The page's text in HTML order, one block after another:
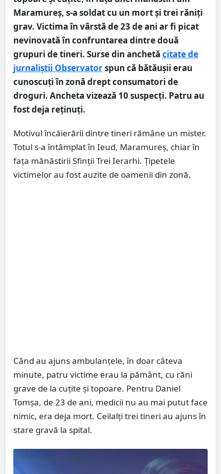
Maramureş, s-a soldat cu un mort şi trei răniţi
grav. Victima în vârstă de 23 de ani ar fi picat
nevinovată în confruntarea dintre două
grupuri de tineri. Surse din anchetă citate de
jurnaliștii Observatorspun că bătăuşii erau
cunoscuţi în zonă drept consumatori de
droguri. Ancheta vizează 10 suspecţi. Patru au
fost deja reţinuţi.
Motivul încăierării dintre tineri rămâne un mister.
Totul s-a întâmplat în Ieud, Maramureş, chiar în
faţa mănăstirii Sfinţii Trei Ierarhi. Ţipetele
victimelor au fost auzite de oamenii din zonă.
Când au ajuns ambulanţele, în doar câteva
minute, patru victime erau la pământ, cu răni
grave de la cuţite şi topoare. Pentru Daniel
Tomșa, de 23 de ani, medicii nu au mai putut face
nimic, era deja mort. Ceilalţi trei tineri au ajuns în
stare gravă la spital.